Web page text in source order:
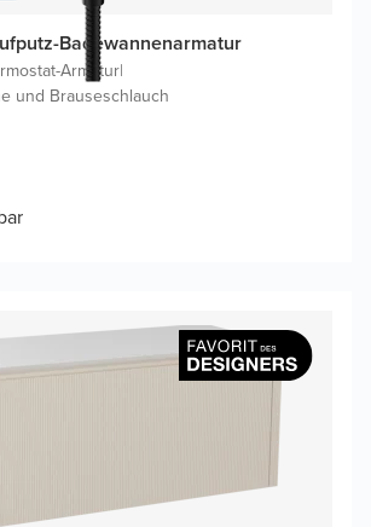
Badewannenarmatur
Armatur|
und Brauseschlauch